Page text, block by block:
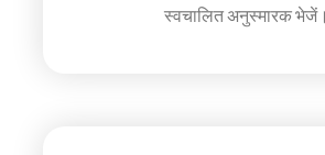
स्वचालित अनुस्मारक भेजें।